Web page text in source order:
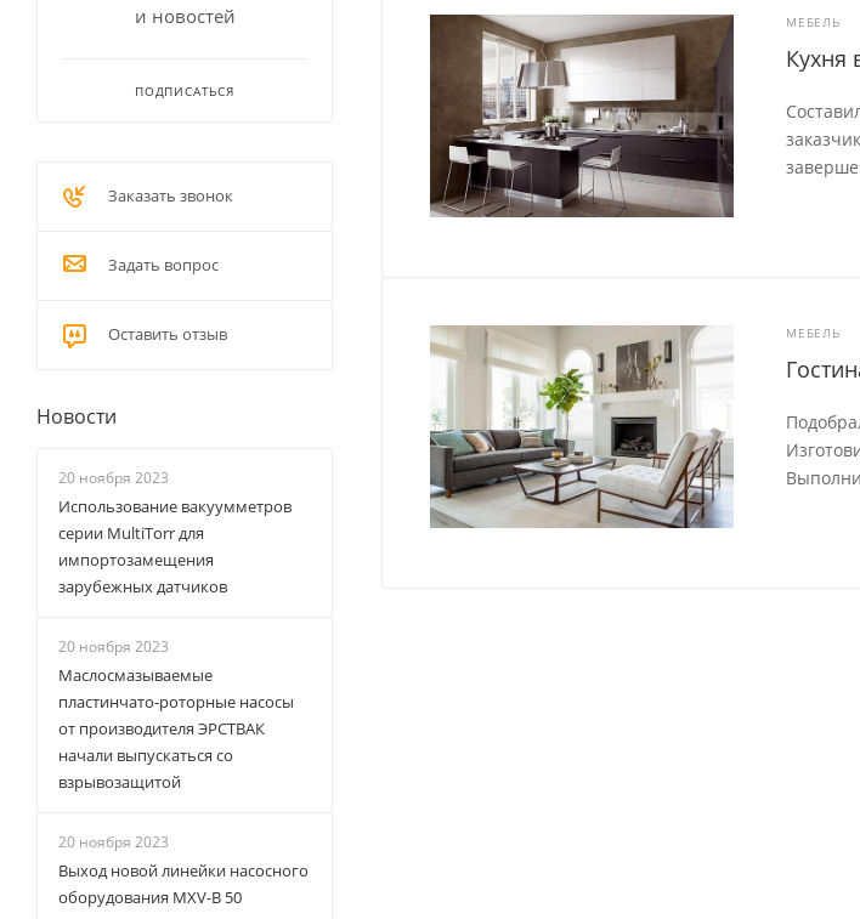
МЕБЕЛЬ
Кухня
МЕБЕЛЬ
и новостей
ПОДПИСАТЬСЯ
Заказать звонок
Задать вопрос
Оставить отзыв
Новости
20 ноября 2023
Использование вакуумметров
серии MultiTorr для
импортозамещения
зарубежных датчиков
20 ноября 2023
Маслосмазываемые
пластинчато-роторные насосы
от производителя ЭРСТВАК
начали выпускаться со
взрывозащитой
20 ноября 2023
Выход новой линейки насосного
оборудования MXV-B 50